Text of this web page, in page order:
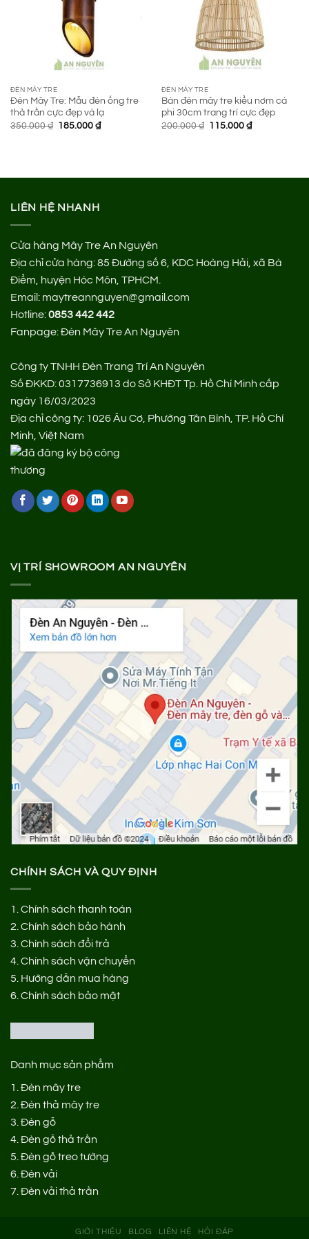
ĐÈN MÂY TRE
Đèn Mây Tre: Mẫu đèn ống tre
thả trần cực đẹp và lạ
350.000₫ Giá
185.000 ₫Giá
ĐÈN MÂY TRE
Bán đèn mây tre kiểu nơm cá
phi 30cm trang trí cực đẹp
200.000₫ Giá
115.000 ₫Giá
LIÊN HỆ NHANH
Cửa hàng Mây Tre An Nguyên
Địa chỉ cửa hàng:85 Đường số 6, KDC Hoàng Hải, xã Bà
Điểm, huyện Hóc Môn, TPHCM.
Email: maytreannguyen@gmail.com
Hotline:0853 442 442
Fanpage:Đèn Mây Tre An Nguyên
Công ty TNHH Đèn Trang Trí An Nguyên
Số ĐKKD: 0317736913 do Sở KHĐT Tp. Hồ Chí Minh cấp
ngày 16/03/2023
Địa chỉ công ty: 1026 Âu Cơ, Phường Tân Bình, TP. Hồ Chí
Minh, Việt Nam
VỊ TRÍ SHOWROOM AN NGUYÊN
CHÍNH SÁCH VÀ QUY ĐỊNH
1.Chính sách thanh toán
2.Chính sách bảo hành
3.Chính sách đổi trả
4.Chính sách vận chuyển
5. Hướng dẫn mua hàng
6.Chính sách bảo mật
Danh mục sản phẩm
1.Đèn mây tre
2.Đèn thả mây tre
3.Đèn gỗ
4.Đèn gỗ thả trần
5.Đèn gỗ treo tường
6.Đèn vải
7.Đèn vải thả trần
GIỚI THIỆU BLOG LIÊN HỆ HỎI ĐÁP